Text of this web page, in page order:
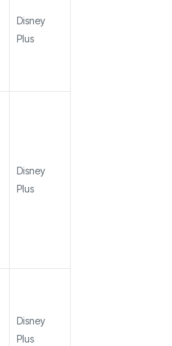
Disney
Plus
Disney
Plus
Disney
Plus